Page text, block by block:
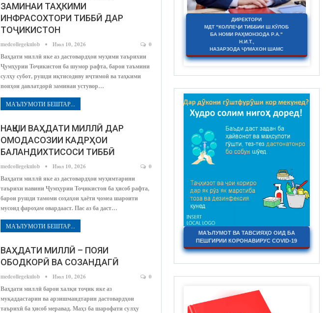
ЗАМИНАИ ТАҲКИМИ
ИНФРАСОХТОРИ ТИББӢ ДАР
ТОҶИКИСТОН
medcollegekulob Июл 10, 2026 0
Ваҳдати миллӣ яке аз дастовардҳои муҳими таърихии
Ҷумҳурии Тоҷикистон ба шумор рафта, барои таъмини
сулҳу субот, рушди иқтисодиву иҷтимоӣ ва таҳкими
пояҳои давлатдорӣ заминаи устувор…
МАЪЛУМОТИ БЕШТАР...
НАҚШИ ВАҲДАТИ МИЛЛӢ ДАР
ОМОДАСОЗИИ КАДРҲОИ
БАЛАНДИХТИСОСИ ТИББӢ
medcollegekulob Июл 10, 2026 0
Ваҳдати миллӣ яке аз дастовардҳои муҳимтарини
таърихи навини Ҷумҳурии Тоҷикистон ба ҳисоб рафта,
барои рушди тамоми соҳаҳои ҳаёти ҷомеа шароити
мусоид фароҳам овардааст. Пас аз ба даст…
МАЪЛУМОТИ БЕШТАР...
ВАҲДАТИ МИЛЛӢ – ПОЯИ
ОБОДКОРӢ ВА СОЗАНДАГӢ
medcollegekulob Июл 10, 2026 0
Ваҳдати миллӣ барои халқи тоҷик яке аз
муқаддастарин ва арзишмандтарин дастовардҳои
таърихӣ ба ҳисоб меравад. Маҳз ба шарофати сулҳу
ДИРЕКТОРИ
МДТ "КОЛЛЕҶИ ТИББИИ Ш.КӮЛОБ
БА НОМИ РАҲМОНЗОДА Р.А."
Н.И.Т.,
НАЗАРЗОДА ҶУМАХОН ШАМС
МАЪЛУМОТ ВА ТАВСИЯҲО ОИД БА
ПЕШГИРИИ КОРОНАВИРУС COVID-19